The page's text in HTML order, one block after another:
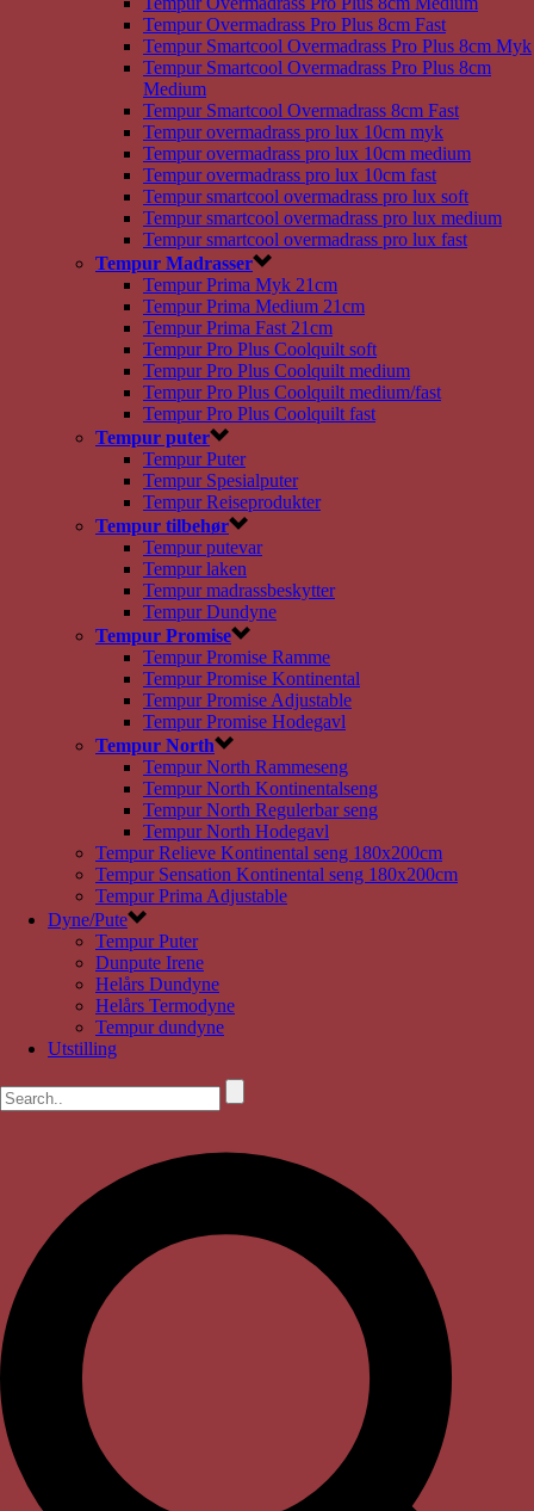
Tempur Overmadrass Pro Plus 8cm Fast
Tempur Smartcool Overmadrass Pro Plus 8cm Myk
Tempur Smartcool Overmadrass Pro Plus 8cm
Medium
Tempur Smartcool Overmadrass 8cm Fast
Tempur overmadrass pro lux 10cm myk
Tempur overmadrass pro lux 10cm medium
Tempur overmadrass pro lux 10cm fast
Tempur smartcool overmadrass pro lux soft
Tempur smartcool overmadrass pro lux medium
Tempur smartcool overmadrass pro lux fast
Tempur Madrasser
Tempur Prima Myk 21cm
Tempur Prima Medium 21cm
Tempur Prima Fast 21cm
Tempur Pro Plus Coolquilt soft
Tempur Pro Plus Coolquilt medium
Tempur Pro Plus Coolquilt medium/fast
Tempur Pro Plus Coolquilt fast
Tempur puter
Tempur Puter
Tempur Spesialputer
Tempur Reiseprodukter
Tempur tilbehør
Tempur putevar
Tempur laken
Tempur madrassbeskytter
Tempur Dundyne
Tempur Promise
Tempur Promise Ramme
Tempur Promise Kontinental
Tempur Promise Adjustable
Tempur Promise Hodegavl
Tempur North
Tempur North Rammeseng
Tempur North Kontinentalseng
Tempur North Regulerbar seng
Tempur North Hodegavl
Tempur Relieve Kontinental seng 180x200cm
Tempur Sensation Kontinental seng 180x200cm
Tempur Prima Adjustable
Dyne/Pute
Tempur Puter
Dunpute Irene
Helårs Dundyne
Helårs Termodyne
Tempur dundyne
Utstilling